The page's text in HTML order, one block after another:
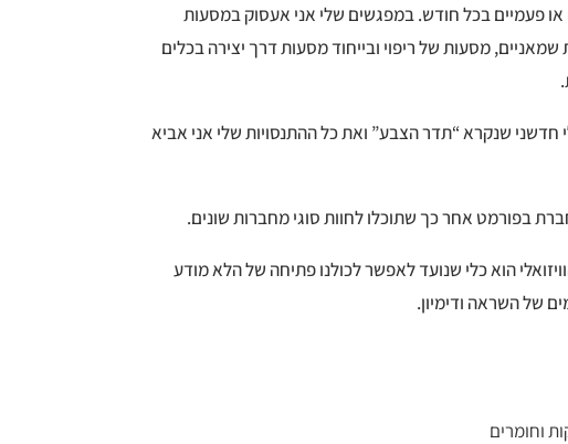
פעמיים בכל חודש. במפגשים שלי אני אעסוק במסעות
מסעות של ריפוי ובייחוד מסעות דרך יצירה בכלים
שנקרא “תדר הצבע” ואת כל ההתנסויות שלי אני אביא
בפורמט אחר כך שתוכלו לחוות סוגי מחברות שונים.
הוא כלי שנועד לאפשר לכולנו פתיחה של הלא מודע
של השראה ודימיון.
וחומרים